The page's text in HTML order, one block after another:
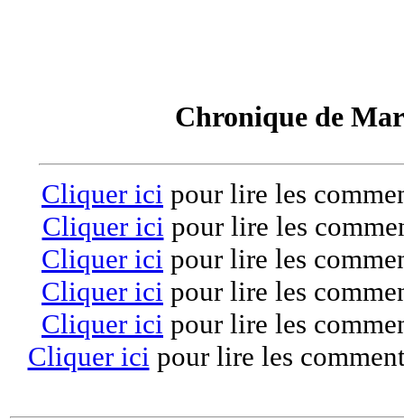
Chronique de
Cliquer ici pour lire les
Cliquer ici pour lire les
Cliquer ici pour lire les
Cliquer ici pour lire les
Cliquer ici pour lire les
Cliquer ici pour lire les